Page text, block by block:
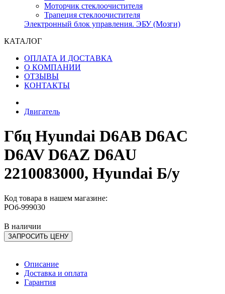
Моторчик стеклоочистителя
Трапеция стеклоочистителя
Электронный блок управления. ЭБУ (Мозги)
КАТАЛОГ
ОПЛАТА И ДОСТАВКА
О КОМПАНИИ
ОТЗЫВЫ
КОНТАКТЫ
Двигатель
Гбц Hyundai D6AB D6AC
D6AV D6AZ D6AU
2210083000, Hyundai Б/у
Код товара в нашем магазине:
РОб-999030
В наличии
ЗАПРОСИТЬ ЦЕНУ
Описание
Доставка и оплата
Гарантия